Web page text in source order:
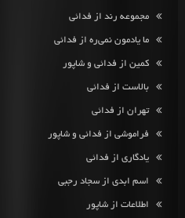
مجموعه رند از فدائی
ما یادمون نمی‌ره از فدائی
کمین از فدائی و شاپور
بالاست از فدائی
تهران از فدائی
فراموشی از فدائی و شاپور
یادگاری از فدائی
اسم ابدی از سجاد رجبی
اطلاعات از شاپور